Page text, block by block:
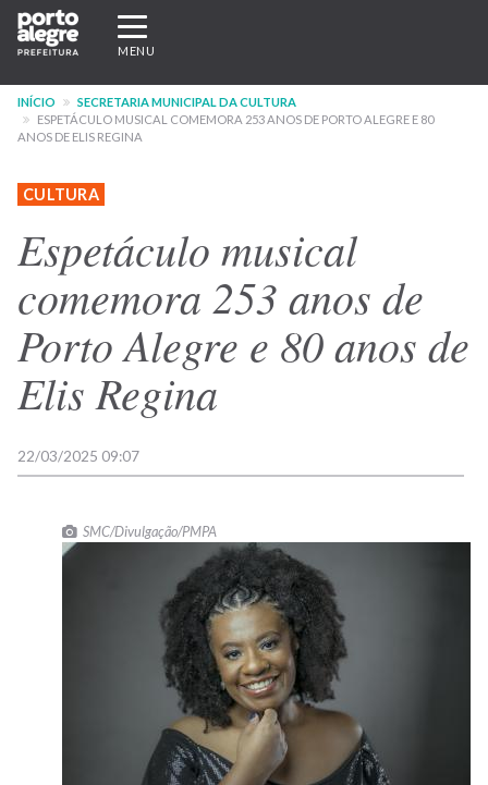
Pular
para
conteúdo
principal
Expandir/recolher
navegação
MENU
INÍCIO
SECRETARIA MUNICIPAL DA CULTURA
ESPETÁCULO MUSICAL COMEMORA 253 ANOS DE PORTO ALEGRE E 80
ANOS DE ELIS REGINA
CULTURA
Espetáculo musical
comemora 253 anos de
Porto Alegre e 80 anos de
Elis Regina
22/03/2025 09:07
SMC/Divulgação/PMPA